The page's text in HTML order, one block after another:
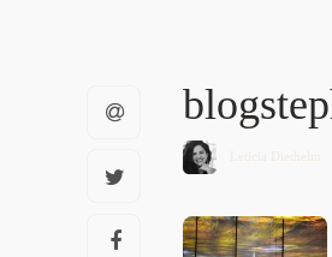
Letícia Diethelm